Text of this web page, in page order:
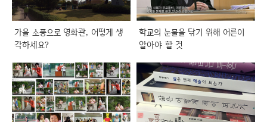
가을 소풍으로 영화관, 어떻게 생
각하세요?
학교의 눈물을 닦기 위해 어른이
알아야 할 것